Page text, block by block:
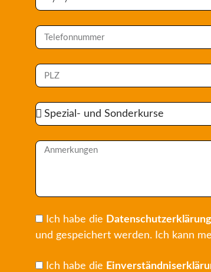
Ich habe die Datenschutzerklärung
und gespeichert werden. Ich kann
Ich habe die